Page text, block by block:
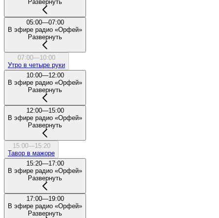
Развернуть
05:00—07:00
В эфире радио «Орфей»
Развернуть
07:00—10:00
Утро в четыре руки
10:00—12:00
В эфире радио «Орфей»
Развернуть
12:00—15:00
В эфире радио «Орфей»
Развернуть
15:00—15:20
Тавор в мажоре
15:20—17:00
В эфире радио «Орфей»
Развернуть
17:00—19:00
В эфире радио «Орфей»
Развернуть